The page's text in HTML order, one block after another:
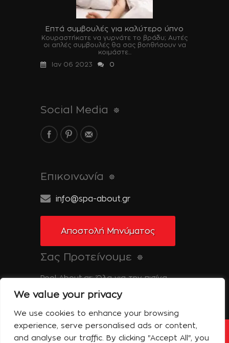
We value your privacy
We use cookies to enhance your browsing
experience, serve personalised ads or content,
and analyse our traffic. By clicking "Accept All", you
Επτά συμβουλές για καλύτερο ύπνο
Κουραστήκατε να γυρνάτε το βράδυ; Αυτές
οι απλές συμβουλές θα σας βοηθήσουν να
κοιμάστε...
Ιαν 06 2023
0
Social Media
Επικοινωνία
info@spa-about.gr
Αποστολή Μηνύματος
Σας Προτείνουμε
Pool-About.gr: Όλα για την πισίνα
Tinos-About.gr: Ανακαλύψτε την Τήνο
Copyright © 2014 Spa About | All Rights